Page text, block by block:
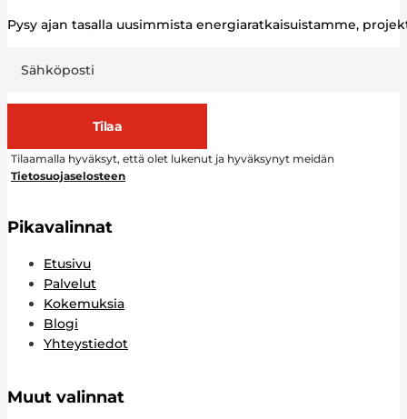
Pysy ajan tasalla uusimmista energiaratkaisuistamme,
Tilaa
Tilaamalla hyväksyt, että olet lukenut ja hyväksynyt meidän
Tietosuojaselosteen
Pikavalinnat
Etusivu
Palvelut
Kokemuksia
Blogi
Yhteystiedot
Muut valinnat